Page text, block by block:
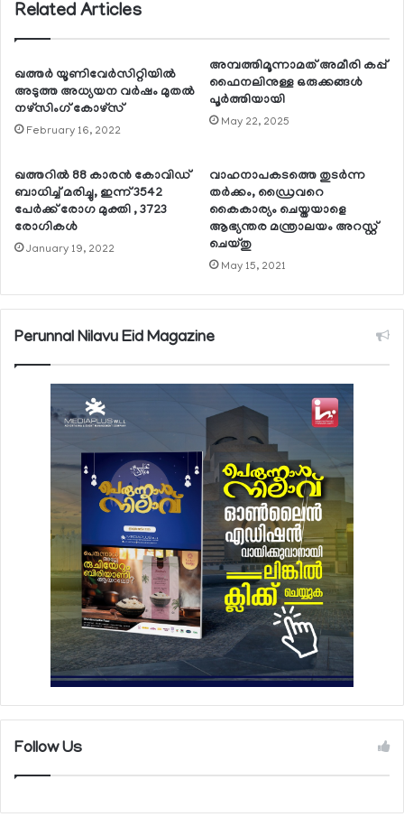
Related Articles
ഖത്തര്‍ യൂണിവേര്‍സിറ്റിയില്‍
അടുത്ത അധ്യയന വര്‍ഷം മുതല്‍
നഴ്‌സിംഗ് കോഴ്‌സ്
February 16, 2022
അമ്പത്തിമൂന്നാമത് അമീരി കപ്പ്
ഫൈനലിനുള്ള ഒരുക്കങ്ങള്‍
പൂര്‍ത്തിയായി
May 22, 2025
ഖത്തറില്‍ 88 കാരന്‍ കോവിഡ്
ബാധിച്ച് മരിച്ചു, ഇന്ന് 3542
പേര്‍ക്ക് രോഗ മുക്തി , 3723
രോഗികള്‍
January 19, 2022
വാഹനാപകടത്തെ തുടര്‍ന്ന
തര്‍ക്കം, ഡ്രൈവറെ
കൈകാര്യം ചെയ്തയാളെ
ആഭ്യന്തര മന്ത്രാലയം അറസ്റ്റ്
ചെയ്തു
May 15, 2021
Perunnal Nilavu Eid Magazine
Follow Us